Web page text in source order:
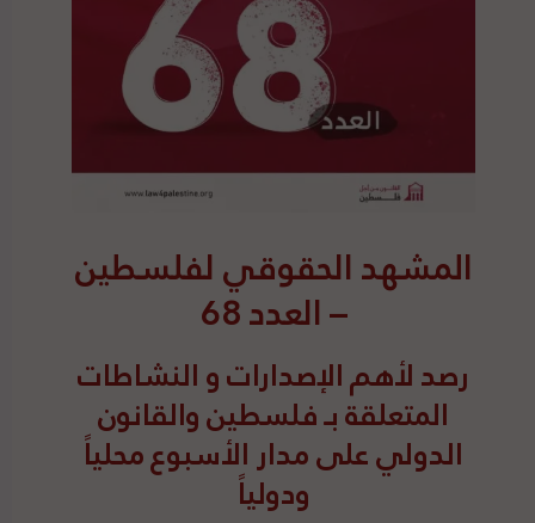
المشهد الحقوقي لفلسطين
– العدد 68
رصدلأهم الإصدارات و النشاطات
المتعلقة بـ فلسطين والقانون
الدولي على مدار الأسبوع محلياً
ودولياً